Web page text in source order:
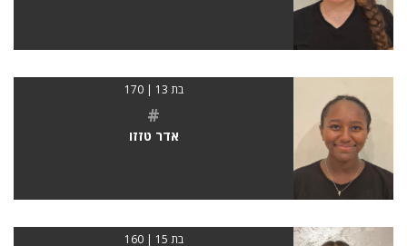
בת 13 | 170
#
אדר טזזו
בת 15 | 160